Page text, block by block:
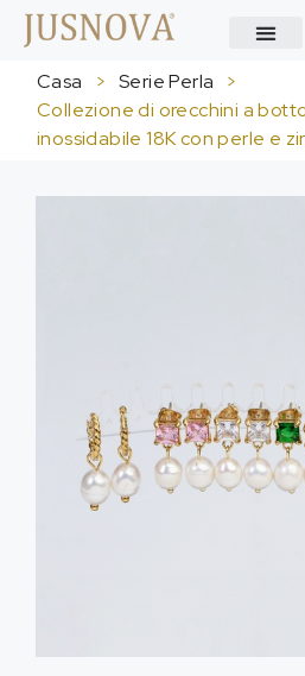
Casa > Serie Perla
>
Collezione di orecchini a
inossidabile 18K con perle e